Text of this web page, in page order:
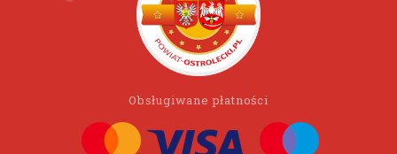
Obsługiwane płatności